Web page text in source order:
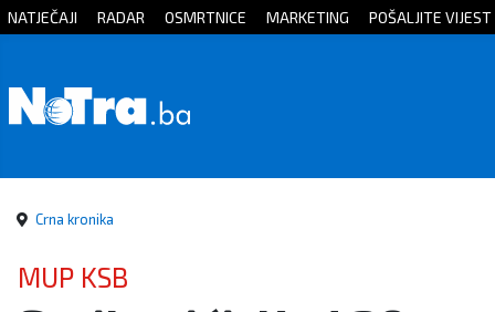
Početna
Sport
Kultura
NATJEČAJI RADAR OSMRTNICE MARKETING POŠALJITE VIJEST
Crna kronika
MUP KSB